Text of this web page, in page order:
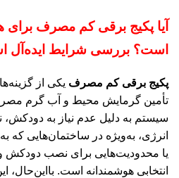
آیا پکیج برقی کم مصرف
است؟ بررسی شرایط ایده‌آل
پکیج برقی کم مصرف یکی از
تأمین گرمایش محیط و آب گرم
سیستم به دلیل عدم نیاز به
انرژی، به‌ویژه در ساختمان‌هایی که
یا محدودیت‌هایی برای نصب دودکش و
انتخابی هوشمندانه است. بااین‌حال،